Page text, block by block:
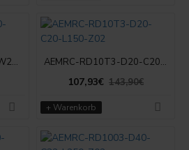
AEMRC-RD10T3-D20-W20-L150-Z02 AEMRC-RD10T3-D20-C20-L150-Z02
107,93€ 143,90€
+ Warenkorb